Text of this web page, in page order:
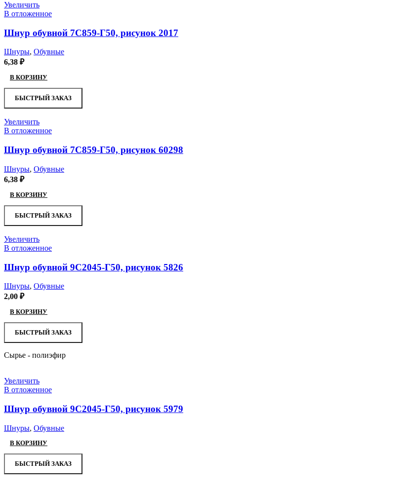
Увеличить
В отложенное
Шнур обувной 7С859-Г50, рисунок 2017
Шнуры, Обувные
6,38 ₽
В КОРЗИНУ
БЫСТРЫЙ ЗАКАЗ
Увеличить
В отложенное
Шнур обувной 7С859-Г50, рисунок 60298
Шнуры, Обувные
6,38 ₽
В КОРЗИНУ
БЫСТРЫЙ ЗАКАЗ
Увеличить
В отложенное
Шнур обувной 9С2045-Г50, рисунок 5826
Шнуры, Обувные
2,00 ₽
В КОРЗИНУ
БЫСТРЫЙ ЗАКАЗ
Сырье - полиэфир
Увеличить
В отложенное
Шнур обувной 9С2045-Г50, рисунок 5979
Шнуры, Обувные
В КОРЗИНУ
БЫСТРЫЙ ЗАКАЗ